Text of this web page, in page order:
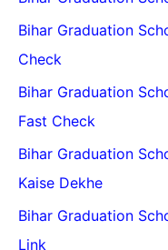
Bihar Graduation
Check
Bihar Graduation
Fast Check
Bihar Graduation
Kaise Dekhe
Bihar Graduation
Link